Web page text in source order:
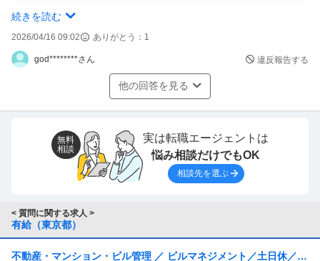
続きを読む
2026/04/16 09:02 ありがとう： 1
god********さん 違反報告する
他の回答を見る
無料
相談
実は転職エージェントは
悩み相談だけでもOK
相談先を選ぶ
< 質問に関する求人 >
有給（東京都）
不動産・マンション・ビル管理 ／ ビルマネジメント／土日休／年